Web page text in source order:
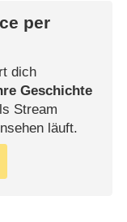
per
dich
Geschichte
Stream
läuft.